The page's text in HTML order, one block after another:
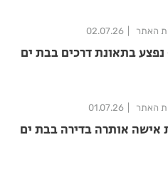
האתר 02.07.26
האתר 01.07.26
אישה אותרה בדירה בבת ים